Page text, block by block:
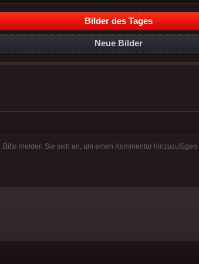
Bilder des Tages
Neue Bilder
Bitte melden Sie sich an, um einen Kommentar hinzuzufügen.